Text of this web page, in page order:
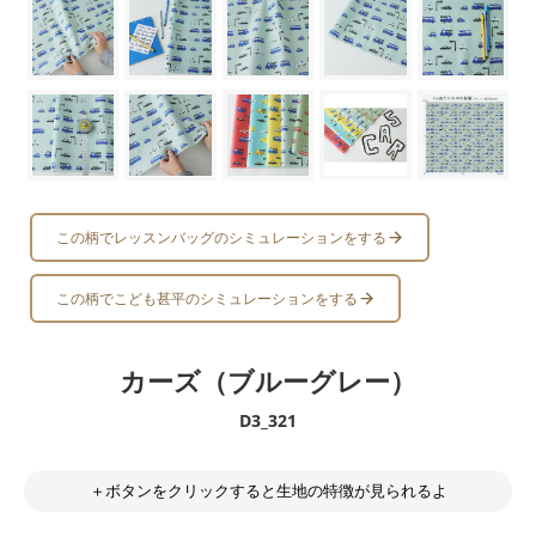
この柄でレッスンバッグのシミュレーションをする
この柄でこども甚平のシミュレーションをする
カーズ（ブルーグレー）
D3_321
＋ボタンをクリックすると生地の特徴が見られるよ